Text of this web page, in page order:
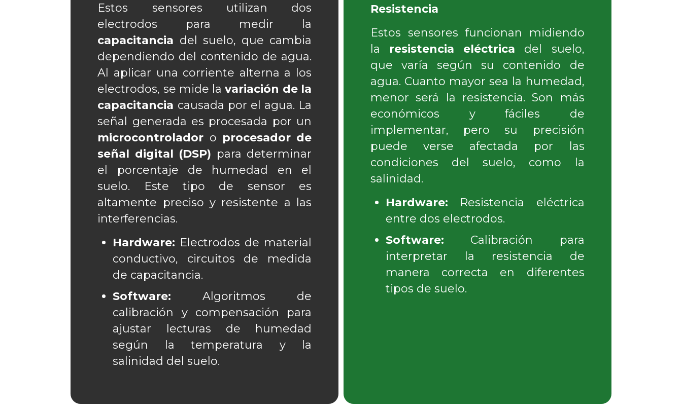
Estos sensores utilizan dos
electrodos para medir la
capacitancia del suelo, que cambia
dependiendo del contenido de agua.
Al aplicar una corriente alterna a los
electrodos, se mide lavariación de la
capacitancia causada por el agua. La
señal generada es procesada por un
microcontrolador o procesador de
señal digital (DSP) para determinar
el porcentaje de humedad en el
suelo. Este tipo de sensor es
altamente preciso y resistente a las
interferencias.
Hardware: Electrodos de material
conductivo, circuitos de medida
de capacitancia.
Software: Algoritmos de
calibración y compensación para
ajustar lecturas de humedad
según la temperatura y la
salinidad del suelo.
Resistencia
Estos sensores funcionan midiendo
la resistencia eléctrica del suelo,
que varía según su contenido de
agua. Cuanto mayor sea la humedad,
menor será la resistencia. Son más
económicos y fáciles de
implementar, pero su precisión
puede verse afectada por las
condiciones del suelo, como la
salinidad.
Hardware: Resistencia eléctrica
entre dos electrodos.
Software: Calibración para
interpretar la resistencia de
manera correcta en diferentes
tipos de suelo.